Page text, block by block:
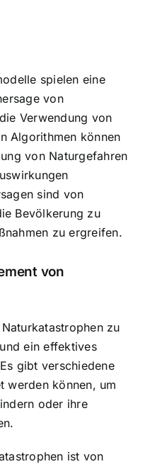
spielen eine
von
Verwendung von
Algorithmen können
von Naturgefahren
sind von
Bevölkerung zu
zu ergreifen.
von
zu
ein effektives
gibt verschiedene
werden können, um
oder ihre
ist von